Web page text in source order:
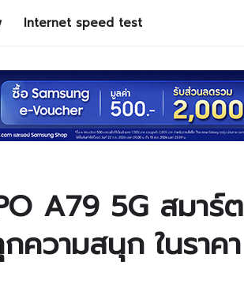
Internet speed test
A79 5G สมาร์ต
วามสนุก ในราคา